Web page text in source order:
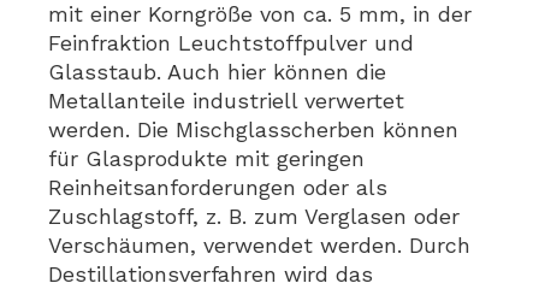
mit einer Korngröße von ca. 5 mm, in der
Feinfraktion Leuchtstoffpulver und
Glasstaub. Auch hier können die
Metallanteile industriell verwertet
werden. Die Mischglasscherben können
für Glasprodukte mit geringen
Reinheitsanforderungen oder als
Zuschlagstoff, z. B. zum Verglasen oder
Verschäumen, verwendet werden. Durch
Destillationsverfahren wird das